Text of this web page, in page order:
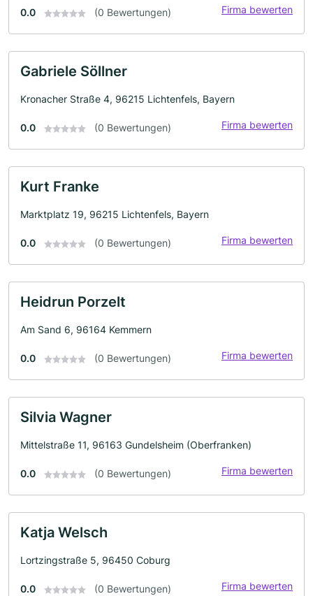
0.0 (0 Bewertungen) Firma bewerten
Gabriele Söllner
Kronacher Straße 4, 96215 Lichtenfels, Bayern
0.0 (0 Bewertungen) Firma bewerten
Kurt Franke
Marktplatz 19, 96215 Lichtenfels, Bayern
0.0 (0 Bewertungen) Firma bewerten
Heidrun Porzelt
Am Sand 6, 96164 Kemmern
0.0 (0 Bewertungen) Firma bewerten
Silvia Wagner
Mittelstraße 11, 96163 Gundelsheim (Oberfranken)
0.0 (0 Bewertungen) Firma bewerten
Katja Welsch
Lortzingstraße 5, 96450 Coburg
0.0 (0 Bewertungen) Firma bewerten